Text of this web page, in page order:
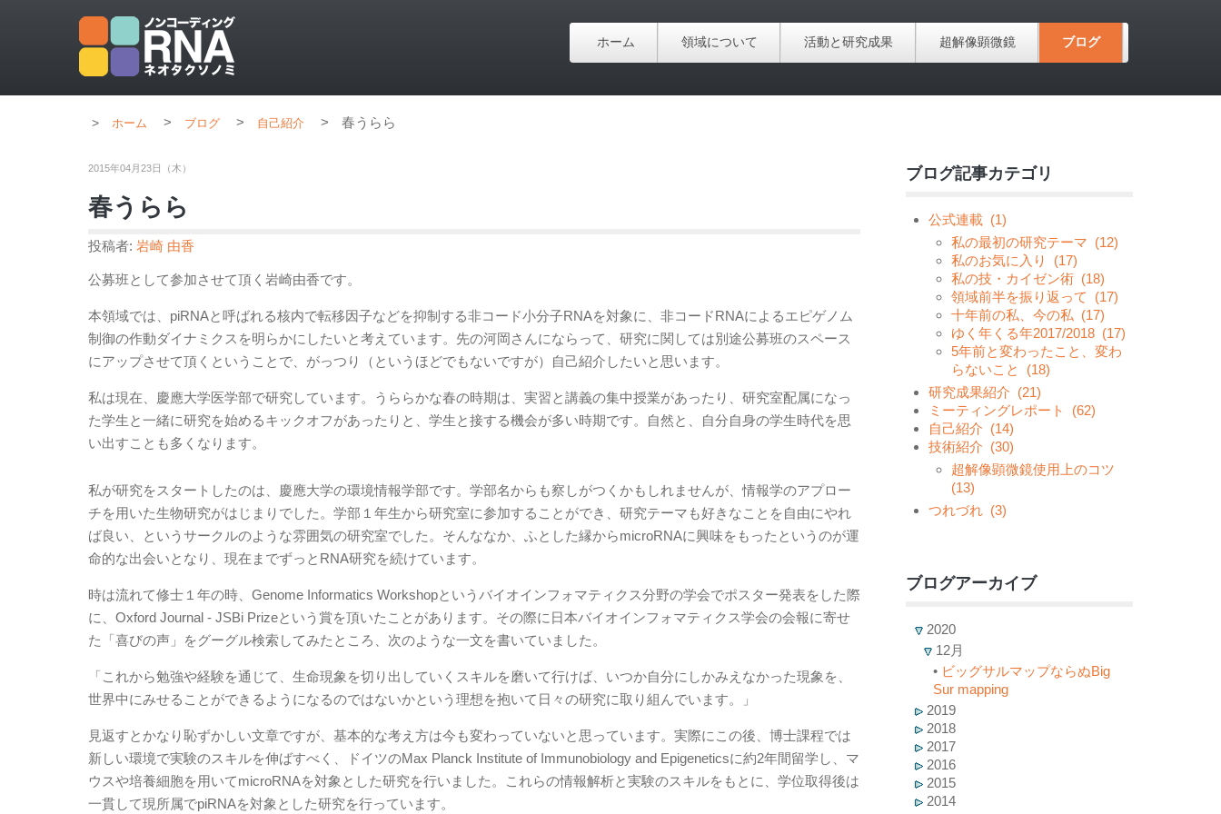
ホーム 領域について 活動と研究成果 超解像顕微鏡 ブログ
ホーム > ブログ > 自己紹介 > 春うらら
2015年04月23日（木）
春うらら
投稿者: 岩崎 由香
公募班として参加させて頂く岩崎由香です。
本領域では、piRNAと呼ばれる核内で転移因子などを抑制する非コード小分子RNAを対象に、非コードRNAによるエピゲノム
制御の作動ダイナミクスを明らかにしたいと考えています。先の河岡さんにならって、研究に関しては別途公募班のスペース
にアップさせて頂くということで、がっつり（というほどでもないですが）自己紹介したいと思います。
私は現在、慶應大学医学部で研究しています。うららかな春の時期は、実習と講義の集中授業があったり、研究室配属になっ
た学生と一緒に研究を始めるキックオフがあったりと、学生と接する機会が多い時期です。自然と、自分自身の学生時代を思
い出すことも多くなります。
私が研究をスタートしたのは、慶應大学の環境情報学部です。学部名からも察しがつくかもしれませんが、情報学のアプロー
チを用いた生物研究がはじまりでした。学部１年生から研究室に参加することができ、研究テーマも好きなことを自由にやれ
ば良い、というサークルのような雰囲気の研究室でした。そんななか、ふとした縁からmicroRNAに興味をもったというのが運
命的な出会いとなり、現在までずっとRNA研究を続けています。
時は流れて修士１年の時、Genome Informatics Workshopというバイオインフォマティクス分野の学会でポスター発表をした際
に、Oxford Journal - JSBi Prizeという賞を頂いたことがあります。その際に日本バイオインフォマティクス学会の会報に寄せ
た「喜びの声」をグーグル検索してみたところ、次のような一文を書いていました。
「これから勉強や経験を通じて、生命現象を切り出していくスキルを磨いて行けば、いつか自分にしかみえなかった現象を、
世界中にみせることができるようになるのではないかという理想を抱いて日々の研究に取り組んでいます。」
見返すとかなり恥ずかしい文章ですが、基本的な考え方は今も変わっていないと思っています。実際にこの後、博士課程では
新しい環境で実験のスキルを伸ばすべく、ドイツのMax Planck Institute of Immunobiology and Epigeneticsに約2年間留学し、マ
ウスや培養細胞を用いてmicroRNAを対象とした研究を行いました。これらの情報解析と実験のスキルをもとに、学位取得後は
一貫して現所属でpiRNAを対象とした研究を行っています。
ブログ記事カテゴリ
公式連載 (1)
私の最初の研究テーマ (12)
私のお気に入り
(17)
私の技・カイゼン術 (18)
領域前半を振り返って
(17)
十年前の私、今の私 (17)
ゆく年くる年2017/2018 (17)
5年前と変わったこと、変わ
らないこと
(18)
研究成果紹介 (21)
ミーティングレポート
(62)
自己紹介 (14)
技術紹介 (30)
超解像顕微鏡使用上のコツ
(13)
つれづれ (3)
ブログアーカイブ
2020
12月
• ビッグサルマップならぬBig
Sur mapping
2019
2018
2017
2016
2015
2014